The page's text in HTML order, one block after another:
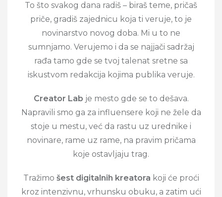
To što svakog dana radiš – biraš teme, pričaš
priče, gradiš zajednicu koja ti veruje, to je
novinarstvo novog doba. Mi u to ne
sumnjamo. Verujemo i da se najjači sadržaj
rađa tamo gde se tvoj talenat sretne sa
iskustvom redakcija kojima publika veruje.
Creator Lab je mesto gde se to dešava.
Napravili smo ga za influensere koji ne žele da
stoje u mestu, već da rastu uz urednike i
novinare, rame uz rame, na pravim pričama
koje ostavljaju trag.
Tražimo šest digitalnih kreatora koji će proći
kroz intenzivnu, vrhunsku obuku, a zatim ući